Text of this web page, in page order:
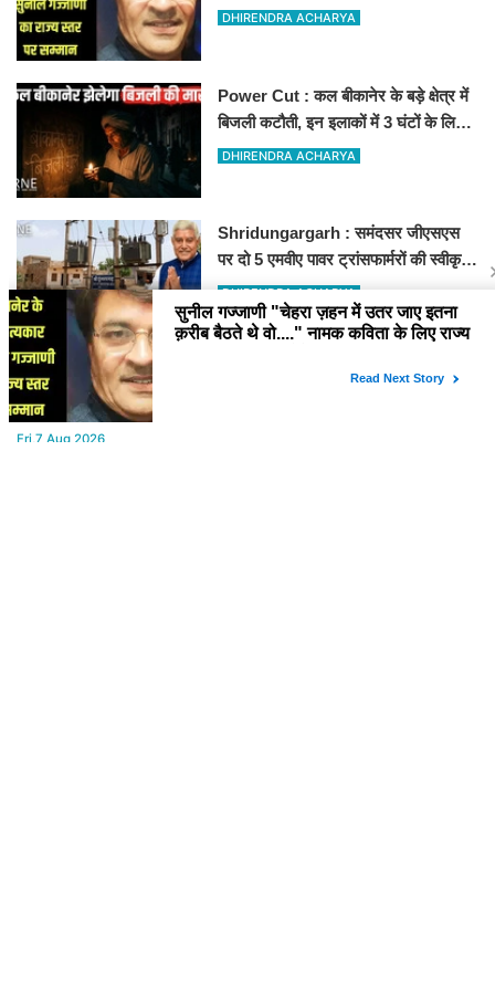
लिए राज्य स्तर पर सम्मानित होंगे
DHIRENDRA ACHARYA
Power Cut : कल बीकानेर के बड़े क्षेत्र में
बिजली कटौती, इन इलाकों में 3 घंटों के लिए
बिजली रहेगी गुल
DHIRENDRA ACHARYA
Shridungargarh : समंदसर जीएसएस
पर दो 5 एमवीए पावर ट्रांसफार्मरों की स्वीकृति,
विधायक ताराचंद सारस्वत के सतत प्रयास
लाए रंग
DHIRENDRA ACHARYA
Fri,7 Aug 2026